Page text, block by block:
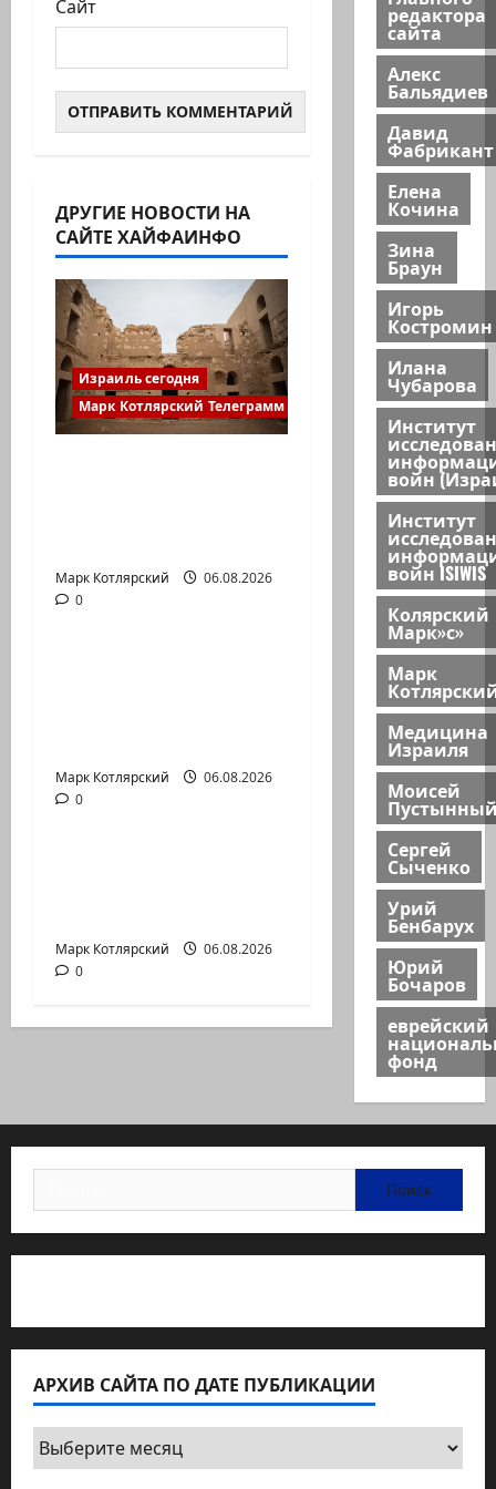
Сайт
ДРУГИЕ НОВОСТИ НА
САЙТЕ ХАЙФАИНФО
Израиль сегодня
Марк Котлярский Телеграмм Канал
Марк Котлярский
06.08.2026
0
Израиль сегодня
Марк Котлярский Телеграмм Канал
Марк Котлярский
06.08.2026
0
Израиль сегодня
Марк Котлярский Телеграмм Канал
Марк Котлярский
06.08.2026
0
редактора
сайта
Алекс
Бальядиев
Давид
Фабрикант
Елена
Кочина
Зина
Браун
Игорь
Костромин
Илана
Чубарова
Институт
войн
Институт
войн ISIWIS
Колярский
Марк»с»
Марк
Медицина
Израиля
Моисей
Сергей
Сыченко
Урий
Бенбарух
Юрий
Бочаров
еврейский
фонд
АРХИВ САЙТА ПО ДАТЕ ПУБЛИКАЦИИ
Архив
сайта